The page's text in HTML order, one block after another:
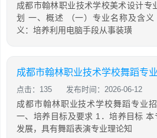
成都市翰林职业技术学校美术设计专
划 一、概述 （一）专业名称及含
义：培养利用电脑手段从事装璜
成都市翰林职业技术学校舞蹈专
点击：135 发布时间：2026-06-12
成都市翰林职业技术学校舞蹈专业
一、培养目标及要求 1．培养目标
发展，具有舞蹈表演专业理论知